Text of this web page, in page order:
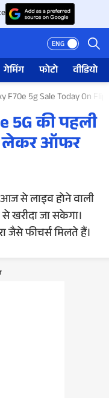
ENG
गेमिंग फोटो वीडियो
F70e 5g Sale Today On
5G की पहली
लेकर ऑफर
आज से लाइव होने वाली
खरीदा जा सकेगा।
जैसे फीचर्स मिलते हैं।